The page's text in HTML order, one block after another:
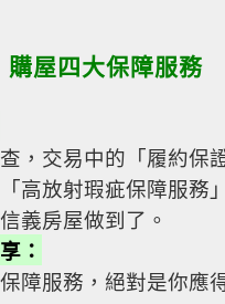
屋四大保障服務
，交易中的「履約
高放射瑕疵保障服
義房屋做到了。
：
障服務，絕對是你應